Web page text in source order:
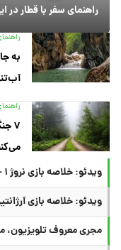
راهنمای سفر با قطار در
به
۷
ویدئو: خلاصه بازی نروژ ۱ - انگلیس ۲
ویدئو: خلاصه بازی آرژانتین ۳ -
مجری معروف